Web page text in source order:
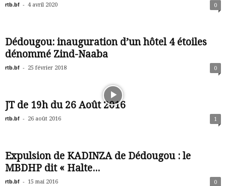
rtb.bf - 4 avril 2020 0
Dédougou: inauguration d’un hôtel 4 étoiles
dénommé Zind-Naaba
rtb.bf - 25 février 2018 0
JT de 19h du 26 Août 2016
rtb.bf - 26 août 2016 1
Expulsion de KADINZA de Dédougou : le
MBDHP dit « Halte...
rtb.bf - 15 mai 2016 0